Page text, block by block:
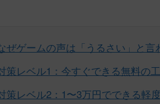
ぜゲームの声は「うるさい」と言
策レベル1：今すぐできる無料の
策レベル2：1〜3万円でできる軽